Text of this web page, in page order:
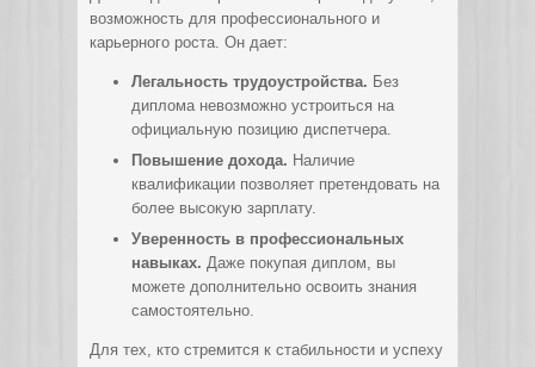
возможность для профессионального и
карьерного роста. Он дает:
Легальность трудоустройства. Без
диплома невозможно устроиться на
официальную позицию диспетчера.
Повышение дохода. Наличие
квалификации позволяет претендовать на
более высокую зарплату.
Уверенность в профессиональных
навыках. Даже покупая диплом, вы
можете дополнительно освоить знания
самостоятельно.
Для тех, кто стремится к стабильности и успеху